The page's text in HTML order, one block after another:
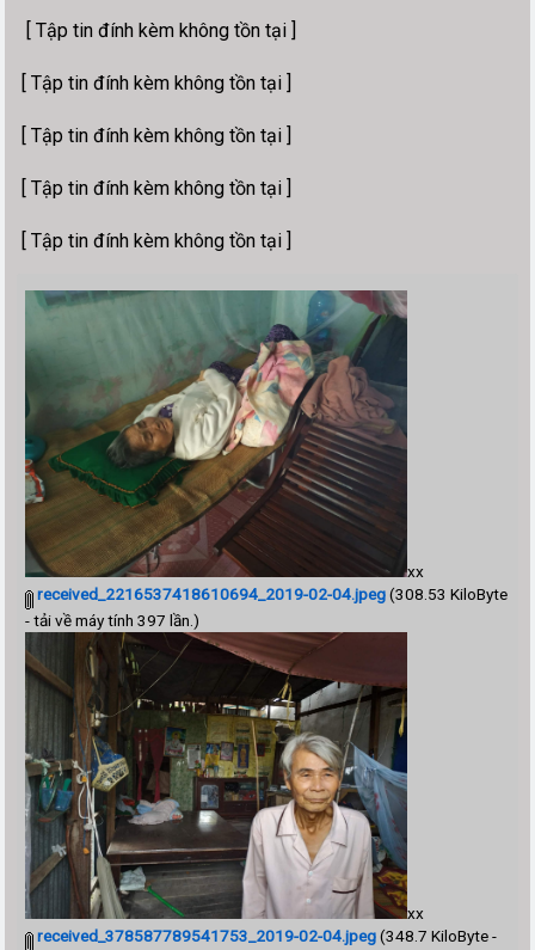
[ Tập tin đính kèm không tồn tại ]
[ Tập tin đính kèm không tồn tại ]
[ Tập tin đính kèm không tồn tại ]
[ Tập tin đính kèm không tồn tại ]
[ Tập tin đính kèm không tồn tại ]
xx
received_2216537418610694_2019-02-04.jpeg(308.53 KiloByte
- tải về máy tính 397 lần.)
xx
received_378587789541753_2019-02-04.jpeg(348.7 KiloByte -